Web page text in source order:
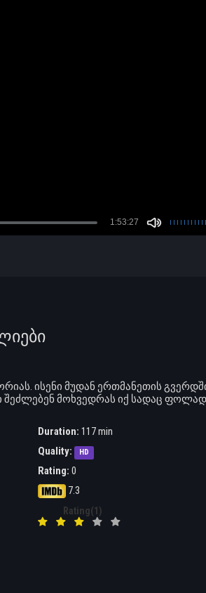
ისენი მუდან ერთმანეთის
მოხვედრას იქ სადაც
Duration: 117 min
Quality:
HD
Rating: 0
7.3
Rating(1)